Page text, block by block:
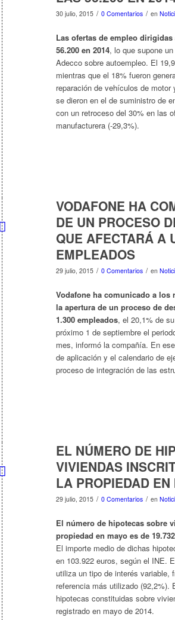
30 julio, 2015 / 0 Comentarios / en
Las ofertas de empleo
56.200 en 2014, lo que supone
Adecco sobre autoempleo. El
mientras que el 18% fueron
reparación de vehículos de
se dieron en el de suministro de
con un retroceso del 30% en las
manufacturera (-29,3%).
VODAFONE HA
DE UN PROCESO
QUE AFECTARÁ A
EMPLEADOS
29 julio, 2015 / 0 Comentarios / en
Vodafone ha comunicado a los
la apertura de un proceso de
1.300 empleados, el 20,1% de
próximo 1 de septiembre el
mes, informó la compañía. En
de aplicación y el calendario de
proceso de integración de las
EL NÚMERO DE
VIVIENDAS
LA PROPIEDAD
29 julio, 2015 / 0 Comentarios / en
El número de hipotecas sobre
propiedad en mayo es de
El importe medio de dichas
en 103.922 euros, según el INE.
utiliza un tipo de interés variable,
referencia más utilizado (92,2%).
hipotecas constituidas sobre
registrado en mayo de 2014.